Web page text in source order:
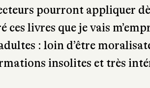
pourront appliquer
ces livres que je vais
: loin d’être
insolites et très